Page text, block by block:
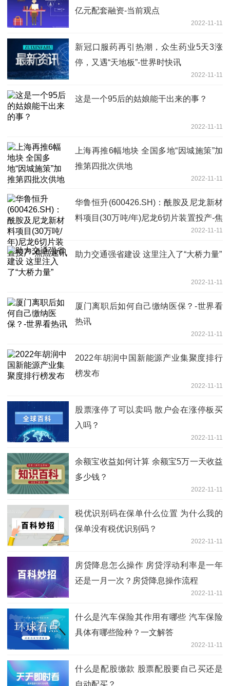
亿元配套融资-当前观点
2022-11-11
新冠口服药再引热潮，众生药业5天3涨
停，又遇“天地板”-世界时快讯
2022-11-11
这是一个95后的姑娘能干出来的事？
2022-11-11
上海再推6幅地块 全国多地“因城施策”加
推第四批次供地
2022-11-11
华鲁恒升(600426.SH)：酰胺及尼龙新材
料项目(30万吨/年)尼龙6切片装置投产-焦
2022-11-11
助力交通强省建设 这里注入了“大桥力量”
2022-11-11
厦门离职后如何自己缴纳医保？-世界看
热讯
2022-11-11
2022年胡润中国新能源产业集聚度排行
榜发布
2022-11-11
股票涨停了可以卖吗 散户会在涨停板买
入吗？
2022-11-11
余额宝收益如何计算 余额宝5万一天收益
多少钱？
2022-11-11
税优识别码在保单什么位置 为什么我的
保单没有税优识别码？
2022-11-11
房贷降息怎么操作 房贷浮动利率是一年
还是一月一次？房贷降息操作流程
2022-11-11
什么是汽车保险其作用有哪些 汽车保险
具体有哪些险种？一文解答
2022-11-11
什么是配股缴款 股票配股要自己买还是
自动配买？